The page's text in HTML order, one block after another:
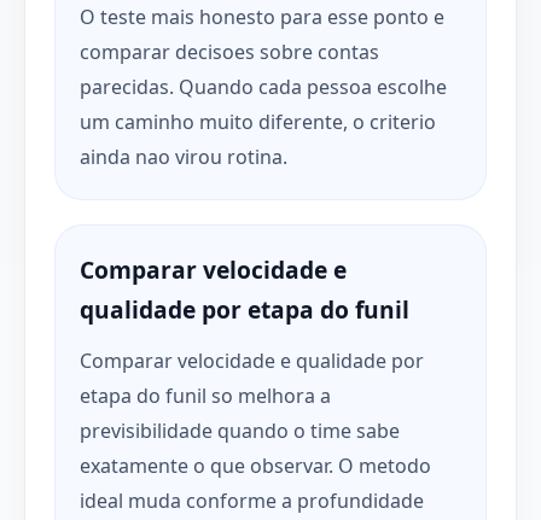
O teste mais honesto para esse ponto e
comparar decisoes sobre contas
parecidas. Quando cada pessoa escolhe
um caminho muito diferente, o criterio
ainda nao virou rotina.
Comparar velocidade e
qualidade por etapa do funil
Comparar velocidade e qualidade por
etapa do funil so melhora a
previsibilidade quando o time sabe
exatamente o que observar. O metodo
ideal muda conforme a profundidade